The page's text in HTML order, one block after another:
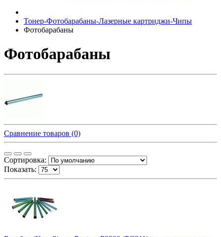
Тонер-Фотобарабаны-Лазерные картриджи-Чипы
Фотобарабаны
Фотобарабаны
Сравнение товаров (0)
Сортировка:
Показать: